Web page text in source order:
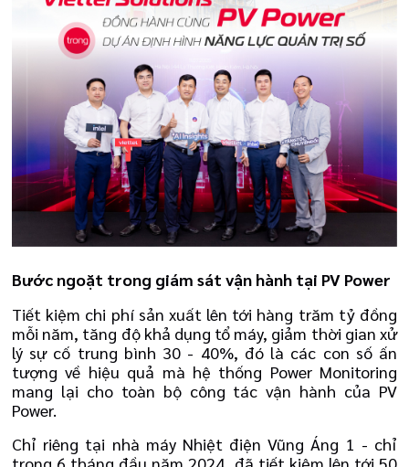
Bước ngoặt trong giám sát vận hành tại PV Power
Tiết kiệm chi phí sản xuất lên tới hàng trăm tỷ đồng
mỗi năm, tăng độ khả dụng tổ máy, giảm thời gian xử
lý sự cố trung bình 30 - 40%, đó là các con số ấn
tượng về hiệu quả mà hệ thống Power Monitoring
mang lại cho toàn bộ công tác vận hành của PV
Power.
Chỉ riêng tại nhà máy Nhiệt điện Vũng Áng 1 - chỉ